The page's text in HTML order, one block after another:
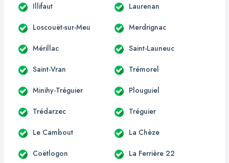
Illifaut Laurenan
Loscouët-sur-Meu Merdrignac
Mérillac Saint-Launeuc
Saint-Vran Trémorel
Minihy-Tréguier Plouguiel
Trédarzec Tréguier
Le Cambout La Chèze
Coëtlogon La Ferrière 22